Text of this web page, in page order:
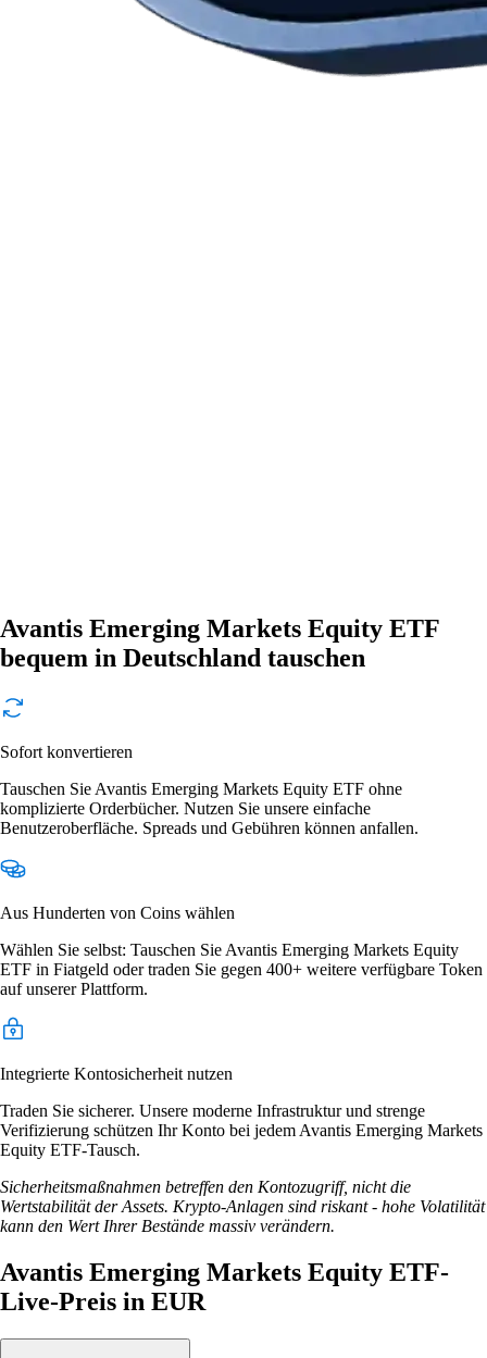
Avantis Emerging Markets Equity ETF
bequem in Deutschland tauschen
Sofort konvertieren
Tauschen Sie Avantis Emerging Markets Equity ETF ohne
komplizierte Orderbücher. Nutzen Sie unsere einfache
Benutzeroberfläche. Spreads und Gebühren können anfallen.
Aus Hunderten von Coins wählen
Wählen Sie selbst: Tauschen Sie Avantis Emerging Markets Equity
ETF in Fiatgeld oder traden Sie gegen 400+ weitere verfügbare Token
auf unserer Plattform.
Integrierte Kontosicherheit nutzen
Traden Sie sicherer. Unsere moderne Infrastruktur und strenge
Verifizierung schützen Ihr Konto bei jedem Avantis Emerging Markets
Equity ETF-Tausch.
Sicherheitsmaßnahmen betreffen den Kontozugriff, nicht die
Wertstabilität der Assets. Krypto-Anlagen sind riskant - hohe Volatilität
kann den Wert Ihrer Bestände massiv verändern.
Avantis Emerging Markets Equity ETF-
Live-Preis in EUR